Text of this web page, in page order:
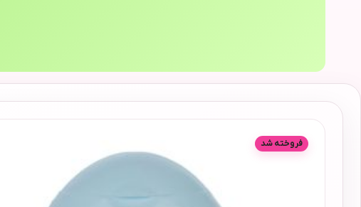
فروخته شد